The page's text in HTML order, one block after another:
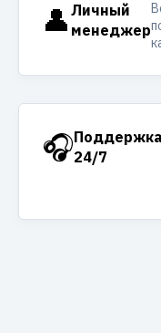
👤 Личный
менеджер
🎧Поддержка
24/7